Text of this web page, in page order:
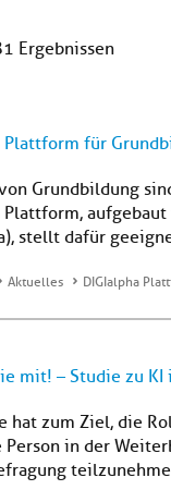
Ergebnissen
Plattform für
Grundbildung
Plattform,
stellt dafür
Aktuelles DIGIalpha
mit! – Studie zu
hat zum Ziel, die
in der